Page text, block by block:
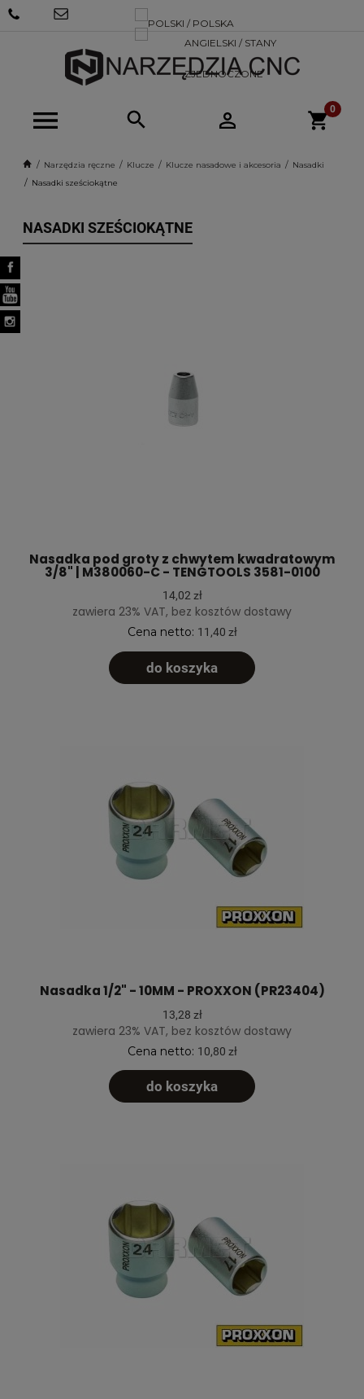
Narzędzia ręczne Klucze Klucze nasadowe i akcesoria
Nasadki
Nasadki sześciokątne
NASADKI SZEŚCIOKĄTNE
Nasadka pod groty z chwytem kwadratowym
3/8" | M380060-C - TENGTOOLS 3581-0100
14,02 zł
zawiera 23% VAT, bez kosztów dostawy
Cena netto: 11,40 zł
do koszyka
Nasadka 1/2" - 10MM - PROXXON (PR23404)
13,28 zł
zawiera 23% VAT, bez kosztów dostawy
Cena netto: 10,80 zł
do koszyka